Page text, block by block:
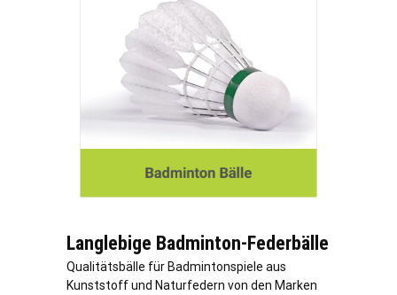
Langlebige Badminton-Federbälle
Qualitätsbälle für Badmintonspiele aus
Kunststoff und Naturfedern von den Marken